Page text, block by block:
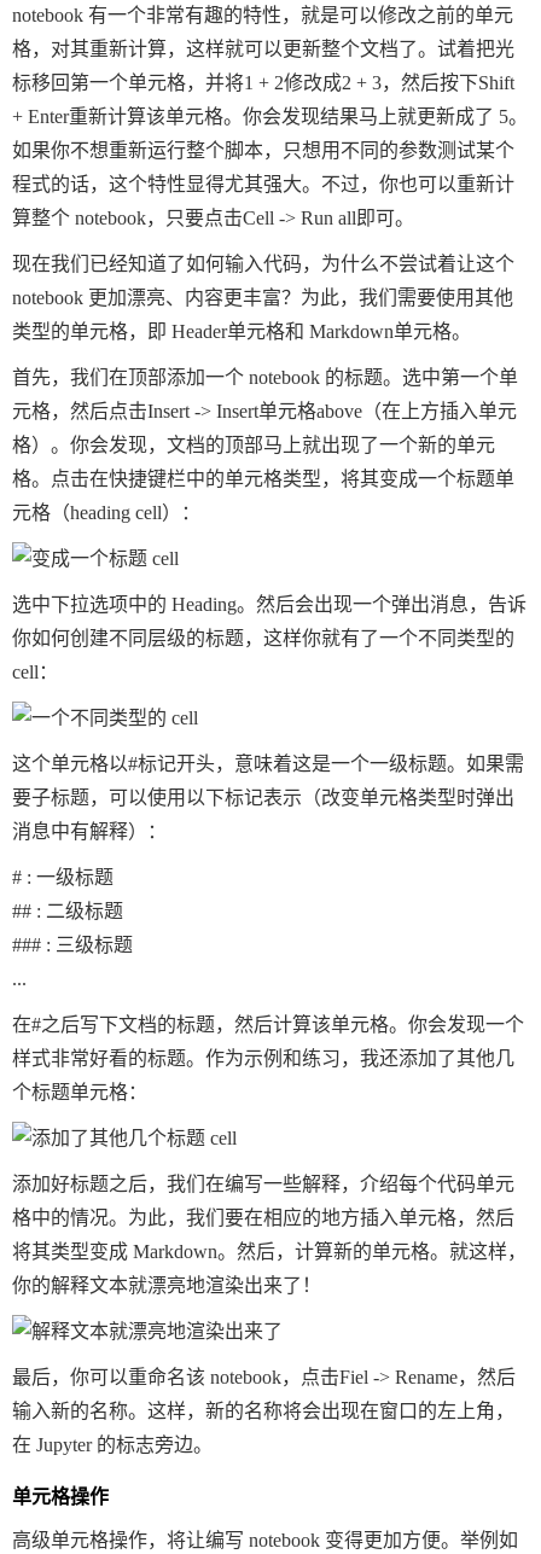
notebook 有一个非常有趣的特性，就是可以修改之前的单元
格，对其重新计算，这样就可以更新整个文档了。试着把光
标移回第一个单元格，并将1 + 2修改成2 + 3，然后按下Shift
+ Enter重新计算该单元格。你会发现结果马上就更新成了 5。
如果你不想重新运行整个脚本，只想用不同的参数测试某个
程式的话，这个特性显得尤其强大。不过，你也可以重新计
算整个 notebook，只要点击Cell -> Run all 即可。
现在我们已经知道了如何输入代码，为什么不尝试着让这个
notebook 更加漂亮、内容更丰富？为此，我们需要使用其他
类型的单元格，即 Header单元格和 Markdown单元格。
首先，我们在顶部添加一个 notebook 的标题。选中第一个单
元格，然后点击Insert -> Insert单元格above （在上方插入单元
格）。你会发现，文档的顶部马上就出现了一个新的单元
格。点击在快捷键栏中的单元格类型，将其变成一个标题单
元格（heading cell）：
选中下拉选项中的 Heading。然后会出现一个弹出消息，告诉
你如何创建不同层级的标题，这样你就有了一个不同类型的
cell：
这个单元格以#标记开头，意味着这是一个一级标题。如果需
要子标题，可以使用以下标记表示（改变单元格类型时弹出
消息中有解释）：
# : 一级标题
## : 二级标题
### : 三级标题
在#之后写下文档的标题，然后计算该单元格。你会发现一个
样式非常好看的标题。作为示例和练习，我还添加了其他几
个标题单元格：
添加好标题之后，我们在编写一些解释，介绍每个代码单元
格中的情况。为此，我们要在相应的地方插入单元格，然后
将其类型变成 Markdown。然后，计算新的单元格。就这样，
你的解释文本就漂亮地渲染出来了！
最后，你可以重命名该 notebook，点击Fiel -> Rename，然后
输入新的名称。这样，新的名称将会出现在窗口的左上角，
在 Jupyter 的标志旁边。
单元格操作
高级单元格操作，将让编写 notebook 变得更加方便。举例如